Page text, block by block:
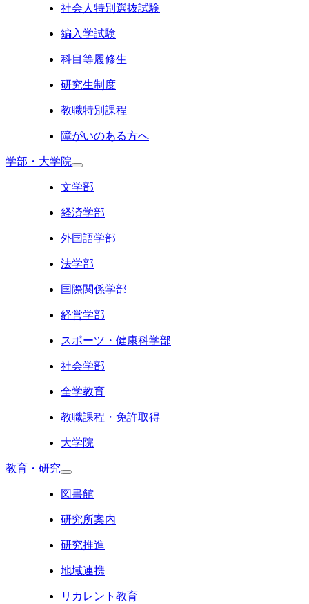
社会人特別選抜試験
編入学試験
科目等履修生
研究生制度
教職特別課程
障がいのある方へ
学部・大学院
文学部
経済学部
外国語学部
法学部
国際関係学部
経営学部
スポーツ・健康科学部
社会学部
全学教育
教職課程・免許取得
大学院
教育・研究
図書館
研究所案内
研究推進
地域連携
リカレント教育